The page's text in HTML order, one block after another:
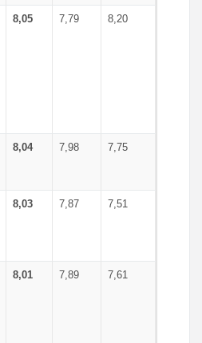
8,05 7,79 8,20
8,04 7,98 7,75
8,03 7,87 7,51
8,01 7,89 7,61